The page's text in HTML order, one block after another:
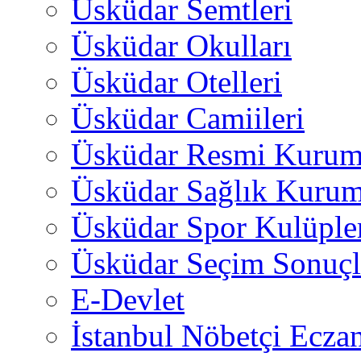
Üsküdar Semtleri
Üsküdar Okulları
Üsküdar Otelleri
Üsküdar Camiileri
Üsküdar Resmi
Üsküdar Sağlık
Üsküdar Spor
Üsküdar Seçim
E-Devlet
İstanbul Nöbetçi